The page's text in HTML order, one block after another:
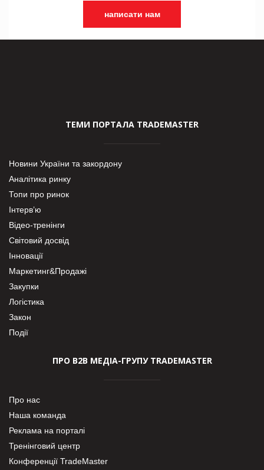
написати нам
ТЕМИ ПОРТАЛА TRADEMASTER
Новини України та закордону
Аналітика ринку
Топи про ринок
Інтерв’ю
Відео-тренінги
Світовий досвід
Інновації
Маркетинг&Продажі
Закупки
Логістика
Закон
Події
ПРО В2В МЕДІА-ГРУПУ TRADEMASTER
Про нас
Наша команда
Реклама на порталі
Тренінговий центр
Конференції TradeMaster